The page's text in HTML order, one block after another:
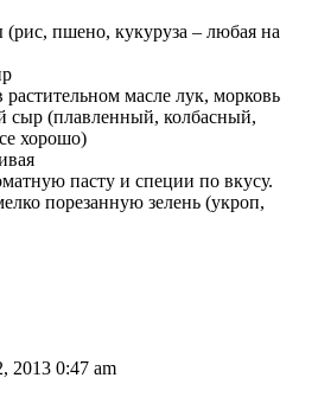
(рис, пшено, кукуруза – любая на
масле лук, морковь
сыр (плавленный, колбасный,
хорошо)
пасту и специи по вкусу.
порезанную зелень (укроп,
2013 0:47 am